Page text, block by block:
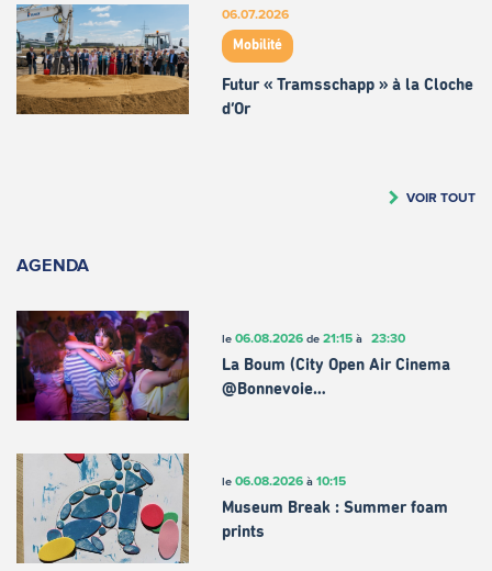
06.07.2026
Mobilité
Futur « Tramsschapp » à la Cloche
d’Or
VOIR TOUT
AGENDA
le 06.08.2026de 21:15à 23:30
La Boum (City Open Air Cinema
@Bonnevoie…
le 06.08.2026à 10:15
Museum Break : Summer foam
prints